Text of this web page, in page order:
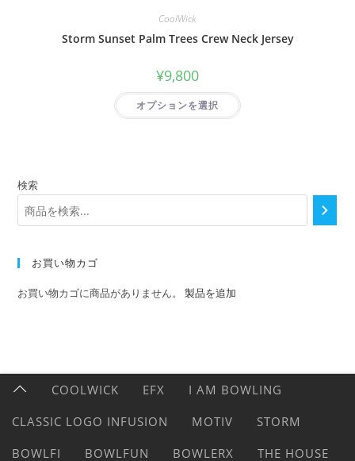
CoolWick
Storm Sunset Palm Trees Crew Neck Jersey
¥9,800
オプションを選択
検索
お買い物カゴ
お買い物カゴに商品がありません。製品を追加
COOLWICK EFX
I AM BOWLING
CLASSIC LOGO INFUSION
MOTIV
STORM
BOWLFI
BOWLFUN BOWLERX THE HOUSE